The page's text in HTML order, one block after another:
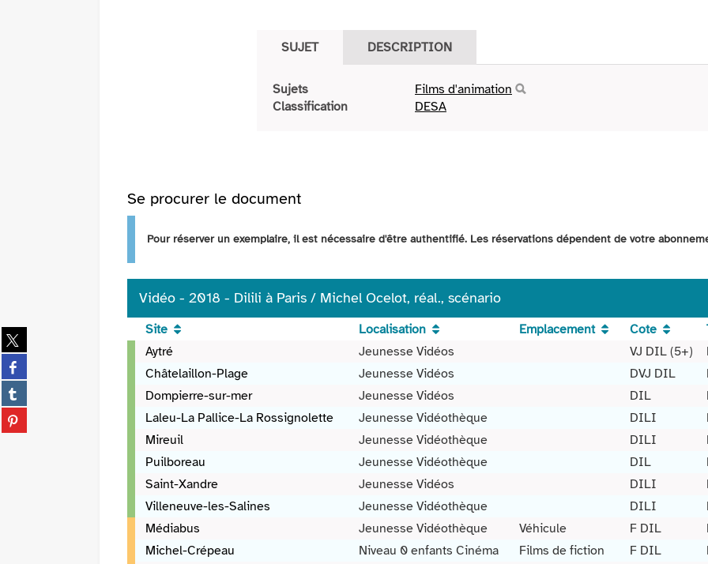
Partager
sur
twitter
(Nouvelle
fenêtre)
Partager
sur
facebook
(Nouvelle
fenêtre)
Partager
sur
tumblr
Partager
sur
SUJET DESCRIPTION
Sujets
Films d'animation
Classification
DESA
Se procurer le document
Pour réserver un exemplaire, il est nécessaire d'être authentifié. Les réservations dépendent de votre
Vidéo - 2018 - Dilili à Paris / Michel Ocelot, réal., scénario
Vidéo
Dilili
Michel
Ocelot,
réal.,
Site Localisation Emplacement Cote
Aytré
Jeunesse Vidéos VJ DIL (5+)
Châtelaillon-Plage
Jeunesse Vidéos DVJ DIL
Dompierre-sur-mer
Jeunesse Vidéos DIL
Laleu-La Pallice-La Rossignolette
Jeunesse Vidéothèque DILI
Mireuil
Jeunesse Vidéothèque DILI
Puilboreau
Jeunesse Vidéothèque DIL
Saint-Xandre
Jeunesse Vidéos DILI
Villeneuve-les-Salines
Jeunesse Vidéothèque DILI
Médiabus
Jeunesse Vidéothèque Véhicule F DIL
Michel-Crépeau
Niveau 0 enfants Cinéma Films de fiction F DIL